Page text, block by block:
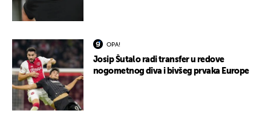
OPA!
Josip Šutalo radi transfer u redove
nogometnog diva i bivšeg prvaka Europe